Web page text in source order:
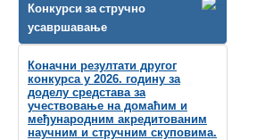
Конкурси за стручно
усавршавање
Коначни резултати другог
конкурса у 2026. годину за
доделу средстава за
учествовање на домаћим и
међународним акредитованим
научним и стручним скуповима.